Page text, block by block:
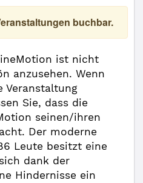
buchbar.
ist nicht
anzusehen. Wenn
Veranstaltung
Sie, dass die
seinen/ihren
Der moderne
Leute besitzt eine
dank der
Hindernisse ein